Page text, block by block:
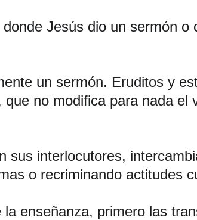
Jesús dio un sermón o
un sermón. Eruditos y
no modifica para nada el
sus interlocutores,
o recriminando actitudes
enseñanza, primero las